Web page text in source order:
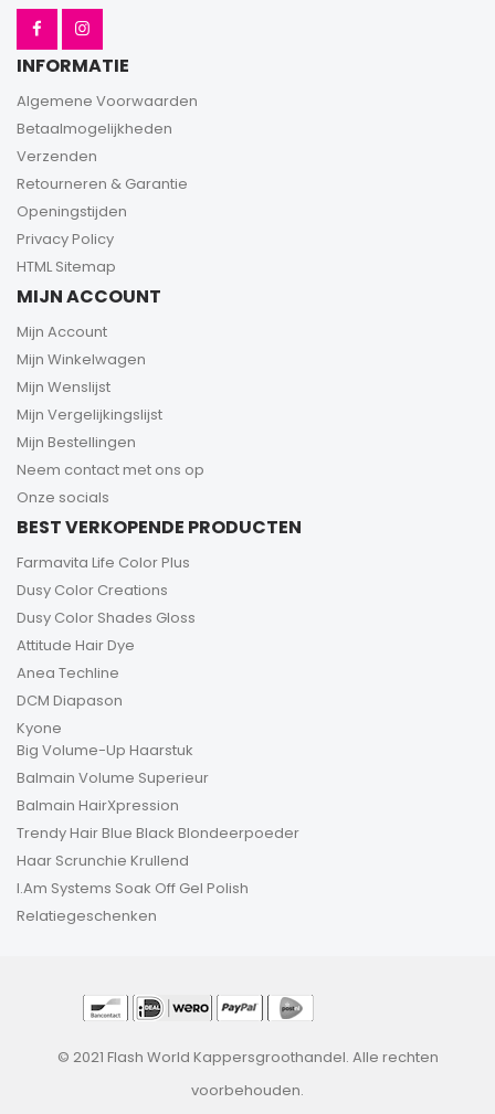
INFORMATIE
Algemene Voorwaarden
Betaalmogelijkheden
Verzenden
Retourneren & Garantie
Openingstijden
Privacy Policy
HTML Sitemap
MIJN ACCOUNT
Mijn Account
Mijn Winkelwagen
Mijn Wenslijst
Mijn Vergelijkingslijst
Mijn Bestellingen
Neem contact met ons op
Onze socials
BEST VERKOPENDE PRODUCTEN
Farmavita Life Color Plus
Dusy Color Creations
Dusy Color Shades Gloss
Attitude Hair Dye
Anea Techline
DCM Diapason
Kyone
Big Volume-Up Haarstuk
Balmain Volume Superieur
Balmain HairXpression
Trendy Hair Blue Black Blondeerpoeder
Haar Scrunchie Krullend
I.Am Systems Soak Off Gel Polish
Relatiegeschenken
© 2021 Flash World Kappersgroothandel. Alle rechten
voorbehouden.